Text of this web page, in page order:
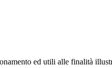
ed utili alle finalità